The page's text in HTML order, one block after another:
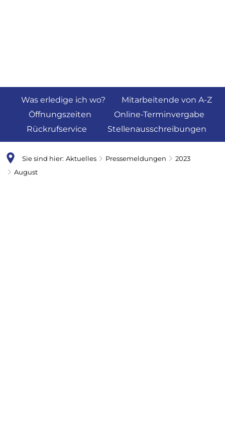
Was erledige ich wo?
Mitarbeitende von A-Z
Öffnungszeiten
Online-Terminvergabe
Rückrufservice
Stellenausschreibungen
Sie sind hier: Aktuelles Pressemeldungen
2023
August